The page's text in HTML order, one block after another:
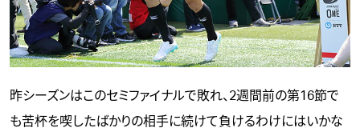
昨シーズンはこのセミファイナルで敗れ、2週間前の第16節で
も苦杯を喫したばかりの相手に続けて負けるわけにはいかな